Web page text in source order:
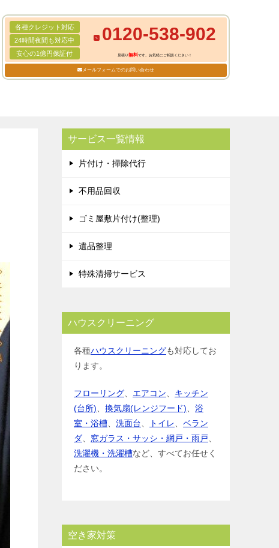
各種クレジット対応
24時間夜間も対応中
安心の1億円保証付
0120-538-902
見積り無料です。お気軽にご相談ください！
メールフォームでのお問い合わせ
サービス一覧情報
片付け・掃除代行
不用品回収
ゴミ屋敷片付け(整理)
遺品整理
特殊清掃サービス
ハウスクリーニング
各種ハウスクリーニングも対応してお
ります。
フローリング エアコン
キッチン
(台所)
換気扇(レンジフード)
浴
室・浴槽
洗面台 トイレ
ベラン
ダ
窓ガラス・サッシ・網戸・雨戸
洗濯機・洗濯槽など、すべてお任せく
ださい。
空き家対策